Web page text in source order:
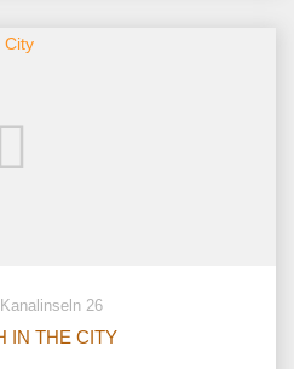
26
IN THE CITY